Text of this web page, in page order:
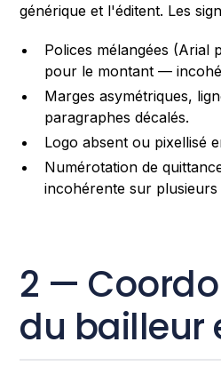
générique et l'éditent. Les
Polices mélangées (Arial
pour le montant —
Marges asymétriques,
paragraphes décalés.
Logo absent ou pixellisé
Numérotation de
incohérente sur
2 —
du bailleur